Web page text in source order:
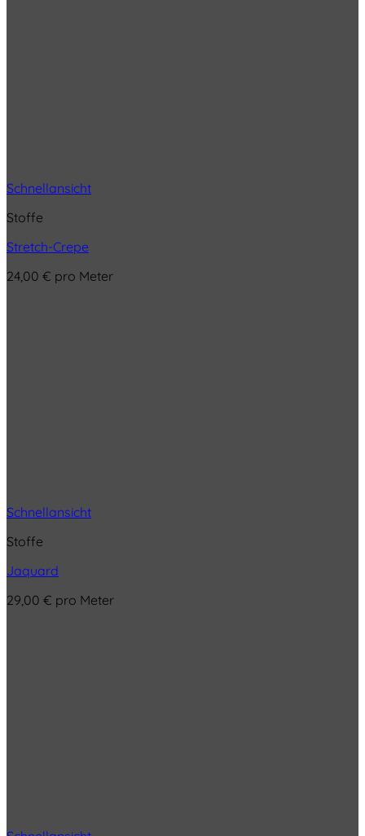
Schnellansicht
Stoffe
Stretch-Crepe
24,00 € pro Meter
Schnellansicht
Stoffe
Jaquard
29,00 € pro Meter